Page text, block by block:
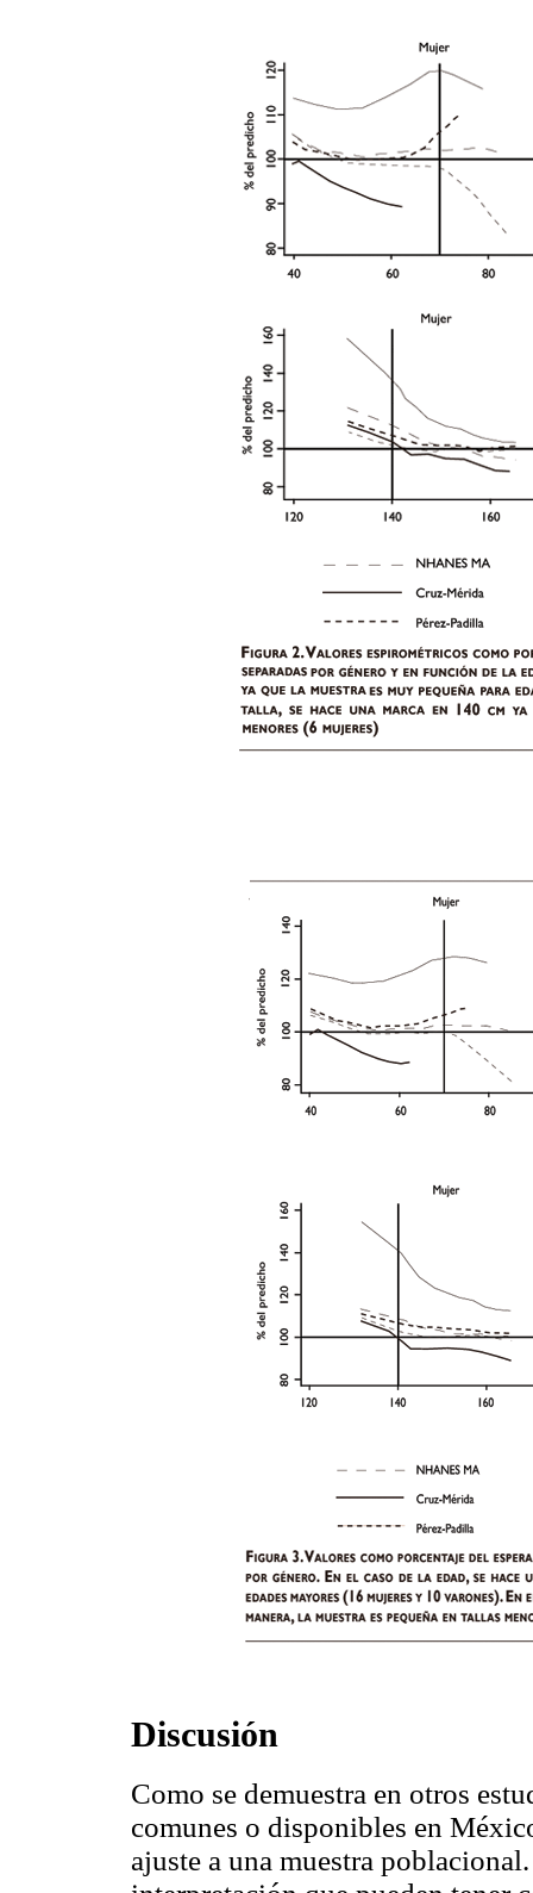
Discusión
Como se demuestra en otros
comunes o disponibles en
ajuste a una muestra